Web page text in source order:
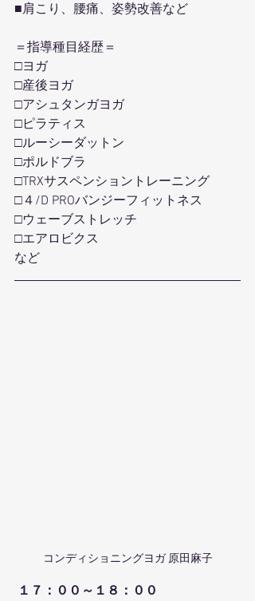
■肩こり、腰痛、姿勢改善など
＝指導種目経歴＝
□ヨガ
□産後ヨガ
□アシュタンガヨガ
□ピラティス
□ルーシーダットン
□ポルドブラ
□TRXサスペンショントレーニング
□４/D PROバンジーフィットネス
□ウェーブストレッチ
□エアロビクス
など
コンディショニングヨガ 原田麻子
１７：００～１８：００